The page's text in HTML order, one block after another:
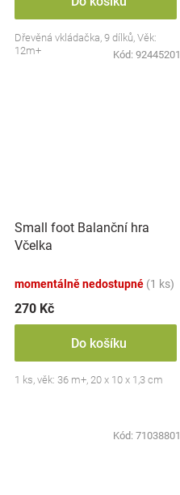
Dřevěná vkládačka, 9 dílků, Věk:
12m+
Kód: 92445201
Small foot Balanční hra
Včelka
momentálně nedostupné (1 ks)
270 Kč
Do košíku
1 ks, věk: 36 m+, 20 x 10 x 1,3 cm
Kód: 71038801